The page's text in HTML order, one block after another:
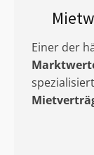
Einer der